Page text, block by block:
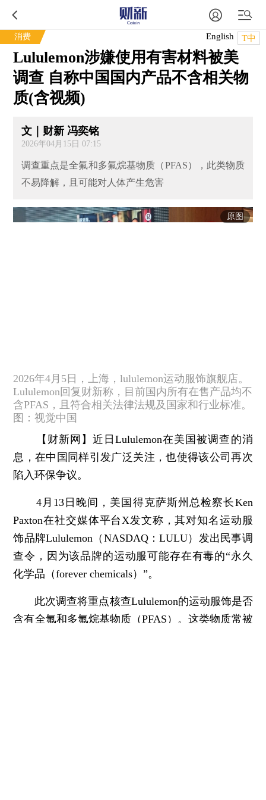
消费 T中
English
Lululemon涉嫌使用有害材料被美
调查 自称中国国内产品不含相关物
质(含视频)
文｜财新 冯奕铭
2026年04月15日 07:15
调查重点是全氟和多氟烷基物质（PFAS），此类物质
不易降解，且可能对人体产生危害
原图
2026年4月5日，上海，lululemon运动服饰旗舰店。
Lululemon回复财新称，目前国内所有在售产品均不
含PFAS，且符合相关法律法规及国家和行业标准。
图：视觉中国
【财新网】 近日Lululemon在美国被调查的消
息，在中国同样引发广泛关注，也使得该公司再次
陷入环保争议。
4月13日晚间，美国得克萨斯州总检察长Ken
Paxton在社交媒体平台X发文称，其对知名运动服
饰品牌Lululemon（NASDAQ：LULU）发出民事调
查令，因为该品牌的运动服可能存在有毒的“永久
化学品（forever chemicals）”。
此次调查将重点核查Lululemon的运动服饰是否
含有全氟和多氟烷基物质（PFAS）。这类物质常被